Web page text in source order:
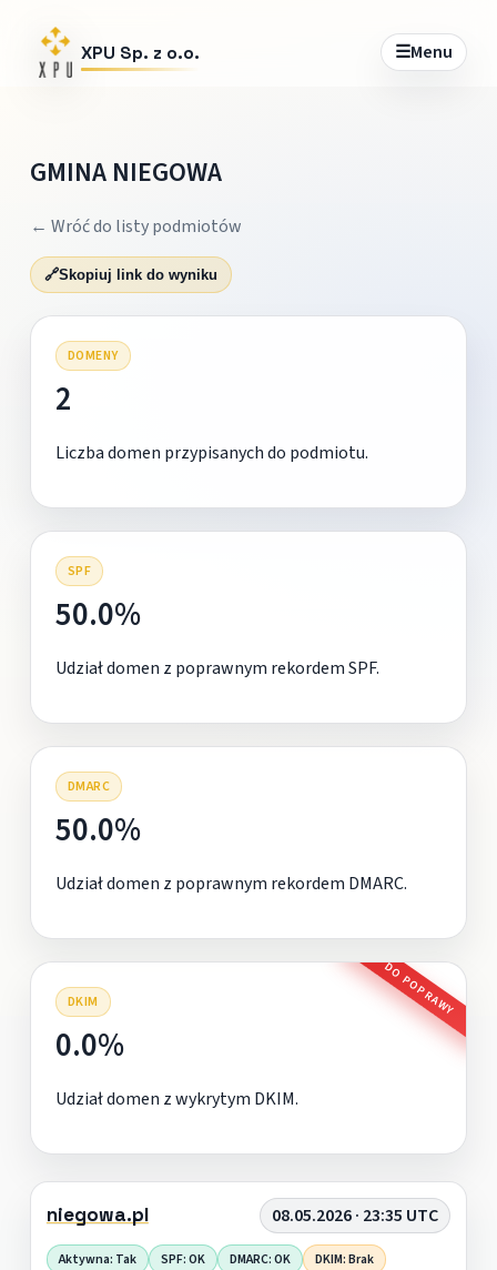
XPU Sp. z o.o. ☰Menu
GMINA NIEGOWA
← Wróć do listy podmiotów
🔗Skopiuj link do wyniku
DOMENY
2
Liczba domen przypisanych do podmiotu.
SPF
50.0%
Udział domen z poprawnym rekordem SPF.
DMARC
50.0%
Udział domen z poprawnym rekordem DMARC.
DKIM DO POPRAWY
0.0%
Udział domen z wykrytym DKIM.
niegowa.pl 08.05.2026 · 23:35 UTC
Aktywna: Tak SPF: OK DMARC: OK DKIM: Brak